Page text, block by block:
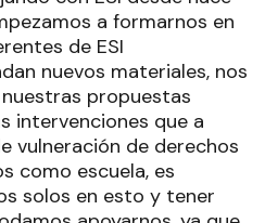
a formarnos en
de ESI
nuevos materiales, nos
propuestas
intervenciones que a
vulneración de derechos
como escuela, es
solos en esto y tener